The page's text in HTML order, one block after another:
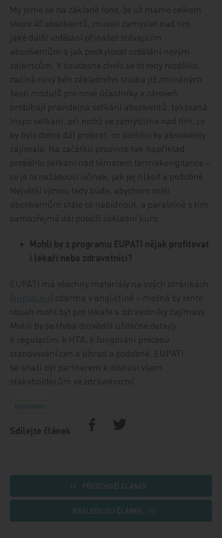
My jsme se na základě toho, že už máme celkem
skoro 40 absolventů, museli zamyslet nad tím,
jaké další vzdělání přinášet stávajícím
absolventům a jak poskytovat vzdělání novým
zájemcům. V současné chvíli se to tedy rozdělilo,
začíná nový běh základního studia již zmíněných
šesti modulů pro nové účastníky a zároveň
probíhají pravidelná setkání absolventů, takzvaná
Inspo setkání, při nichž se zamýšlíme nad tím, co
by bylo dobré dál probrat, co dalšího by absolventy
zajímalo. Na začátku prosince tak například
proběhlo setkání nad tématem farmakovigilance –
co je to nežádoucí účinek, jak jej hlásit a podobně.
Největší výzvou tedy bude, abychom měli
absolventům stále co nabídnout, a paralelně s tím
samozřejmě dál poběží základní kurs.
Mohli by z programu EUPATI nějak profitovat
i lékaři nebo zdravotníci?
EUPATI má všechny materiály na svých stránkách
(eupati.eu) zdarma v angličtině – možná by tento
obsah mohl být pro lékaře a zdravotníky zajímavý.
Mohli by se třeba dozvědět užitečné detaily
k regulacím, k HTA, k fungování procesu
stanovování cen a úhrad a podobně. EUPATI
se snaží být partnerem k diskusi všem
stakeholderům ve zdravotnictví.
ROZHOVORY
Sdílejte článek
PŘEDCHOZÍ ČLÁNEK
NÁSLEDUJÍCÍ ČLÁNEK